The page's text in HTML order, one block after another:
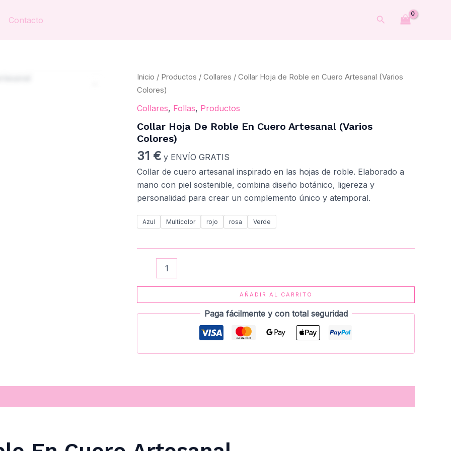
Contacto Buscar
Inicio / Productos / Collares / Collar Hoja de Roble en Cuero Artesanal (Varios
Colores)
Collares, Follas, Productos
Collar Hoja De Roble En Cuero Artesanal (Varios
Colores)
31 € y ENVÍO GRATIS
Collar de cuero artesanal inspirado en las hojas de roble. Elaborado a
mano con piel sostenible, combina diseño botánico, ligereza y
personalidad para crear un complemento único y atemporal.
Azul Multicolor rojo rosa Verde
Collar
de
Roble
Cuero
Artesanal
Colores)
AÑADIR AL CARRITO
Paga fácilmente y con total seguridad